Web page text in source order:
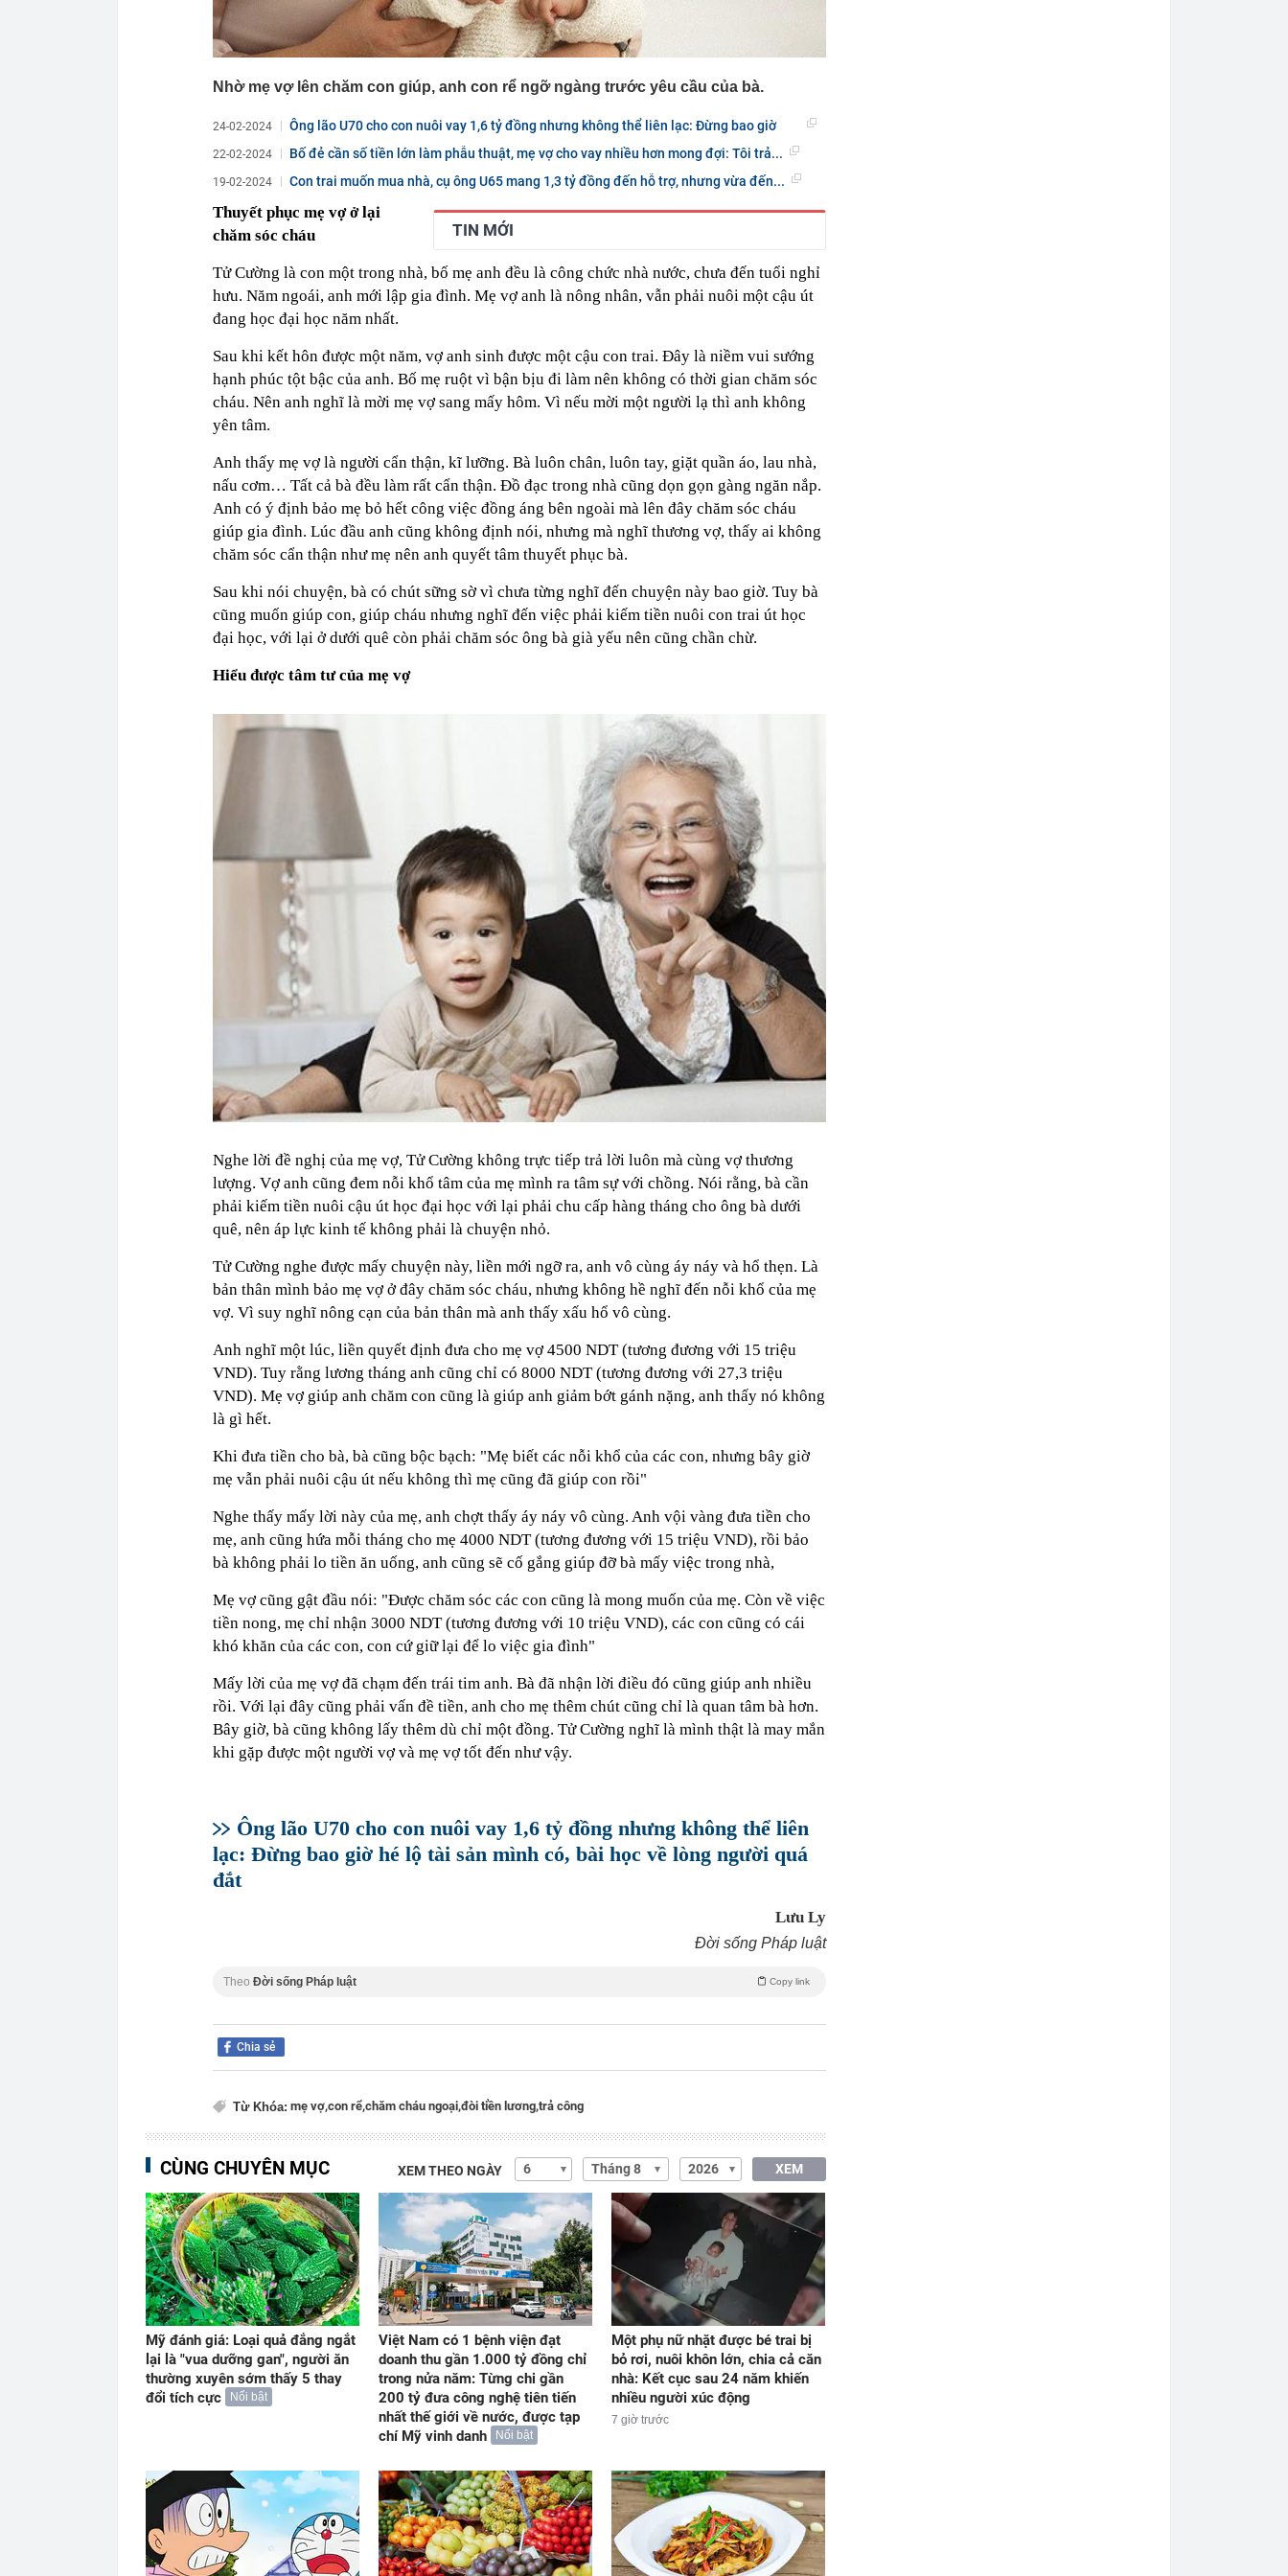
Nhờ mẹ vợ lên chăm con giúp, anh con rể ngỡ ngàng trước yêu cầu của bà.
24-02-2024
Ông lão U70 cho con nuôi vay 1,6 tỷ đồng nhưng không thể liên lạc: Đừng bao giờ
22-02-2024 Bố đẻ cần số tiền lớn làm phẫu thuật, mẹ vợ cho vay nhiều hơn mong đợi: Tôi trả...
19-02-2024 Con trai muốn mua nhà, cụ ông U65 mang 1,3 tỷ đồng đến hỗ trợ, nhưng vừa đến...
TIN MỚI
Thuyết phục mẹ vợ ở lại
chăm sóc cháu
Tử Cường là con một trong nhà, bố mẹ anh đều là công chức nhà nước, chưa đến tuổi nghỉ
hưu. Năm ngoái, anh mới lập gia đình. Mẹ vợ anh là nông nhân, vẫn phải nuôi một cậu út
đang học đại học năm nhất.
Sau khi kết hôn được một năm, vợ anh sinh được một cậu con trai. Đây là niềm vui sướng
hạnh phúc tột bậc của anh. Bố mẹ ruột vì bận bịu đi làm nên không có thời gian chăm sóc
cháu. Nên anh nghĩ là mời mẹ vợ sang mấy hôm. Vì nếu mời một người lạ thì anh không
yên tâm.
Anh thấy mẹ vợ là người cẩn thận, kĩ lưỡng. Bà luôn chân, luôn tay, giặt quần áo, lau nhà,
nấu cơm… Tất cả bà đều làm rất cẩn thận. Đồ đạc trong nhà cũng dọn gọn gàng ngăn nắp.
Anh có ý định bảo mẹ bỏ hết công việc đồng áng bên ngoài mà lên đây chăm sóc cháu
giúp gia đình. Lúc đầu anh cũng không định nói, nhưng mà nghĩ thương vợ, thấy ai không
chăm sóc cẩn thận như mẹ nên anh quyết tâm thuyết phục bà.
Sau khi nói chuyện, bà có chút sững sờ vì chưa từng nghĩ đến chuyện này bao giờ. Tuy bà
cũng muốn giúp con, giúp cháu nhưng nghĩ đến việc phải kiếm tiền nuôi con trai út học
đại học, với lại ở dưới quê còn phải chăm sóc ông bà già yếu nên cũng chần chừ.
Hiểu được tâm tư của mẹ vợ
Nghe lời đề nghị của mẹ vợ, Tử Cường không trực tiếp trả lời luôn mà cùng vợ thương
lượng. Vợ anh cũng đem nỗi khổ tâm của mẹ mình ra tâm sự với chồng. Nói rằng, bà cần
phải kiếm tiền nuôi cậu út học đại học với lại phải chu cấp hàng tháng cho ông bà dưới
quê, nên áp lực kinh tế không phải là chuyện nhỏ.
Tử Cường nghe được mấy chuyện này, liền mới ngỡ ra, anh vô cùng áy náy và hổ thẹn. Là
bản thân mình bảo mẹ vợ ở đây chăm sóc cháu, nhưng không hề nghĩ đến nỗi khổ của mẹ
vợ. Vì suy nghĩ nông cạn của bản thân mà anh thấy xấu hổ vô cùng.
Anh nghĩ một lúc, liền quyết định đưa cho mẹ vợ 4500 NDT (tương đương với 15 triệu
VND). Tuy rằng lương tháng anh cũng chỉ có 8000 NDT (tương đương với 27,3 triệu
VND). Mẹ vợ giúp anh chăm con cũng là giúp anh giảm bớt gánh nặng, anh thấy nó không
là gì hết.
Khi đưa tiền cho bà, bà cũng bộc bạch: "Mẹ biết các nỗi khổ của các con, nhưng bây giờ
mẹ vẫn phải nuôi cậu út nếu không thì mẹ cũng đã giúp con rồi"
Nghe thấy mấy lời này của mẹ, anh chợt thấy áy náy vô cùng. Anh vội vàng đưa tiền cho
mẹ, anh cũng hứa mỗi tháng cho mẹ 4000 NDT (tương đương với 15 triệu VND), rồi bảo
bà không phải lo tiền ăn uống, anh cũng sẽ cố gắng giúp đỡ bà mấy việc trong nhà,
Mẹ vợ cũng gật đầu nói: "Được chăm sóc các con cũng là mong muốn của mẹ. Còn về việc
tiền nong, mẹ chỉ nhận 3000 NDT (tương đương với 10 triệu VND), các con cũng có cái
khó khăn của các con, con cứ giữ lại để lo việc gia đình"
Mấy lời của mẹ vợ đã chạm đến trái tim anh. Bà đã nhận lời điều đó cũng giúp anh nhiều
rồi. Với lại đây cũng phải vấn đề tiền, anh cho mẹ thêm chút cũng chỉ là quan tâm bà hơn.
Bây giờ, bà cũng không lấy thêm dù chỉ một đồng. Tử Cường nghĩ là mình thật là may mắn
khi gặp được một người vợ và mẹ vợ tốt đến như vậy.
Ông lão U70 cho con nuôi vay 1,6 tỷ đồng nhưng không thể liên
lạc: Đừng bao giờ hé lộ tài sản mình có, bài học về lòng người quá
đắt
Lưu Ly
Đời sống Pháp luật
Theo Đời sống Pháp luật Copy link
Chia sẻ
Từ Khóa: mẹ vợ,con rể,chăm cháu ngoại,đòi tiền lương,trả công
CÙNG CHUYÊN MỤC XEM THEO NGÀY XEM
Mỹ đánh giá: Loại quả đắng ngắt
lại là "vua dưỡng gan", người ăn
thường xuyên sớm thấy 5 thay
đổi tích cực
Nổi bật
Việt Nam có 1 bệnh viện đạt
doanh thu gần 1.000 tỷ đồng chỉ
trong nửa năm: Từng chi gần
200 tỷ đưa công nghệ tiên tiến
nhất thế giới về nước, được tạp
chí Mỹ vinh danh
Nổi bật
Một phụ nữ nhặt được bé trai bị
bỏ rơi, nuôi khôn lớn, chia cả căn
nhà: Kết cục sau 24 năm khiến
nhiều người xúc động
7 giờ trước